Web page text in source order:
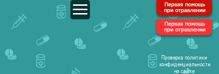
Проверка политики
конфиденциальности
на сайте